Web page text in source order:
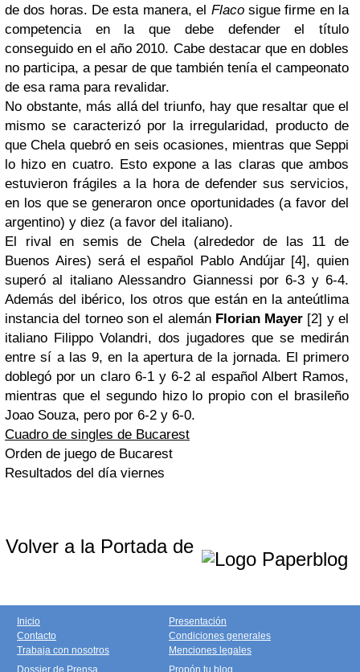
de dos horas. De esta manera, el Flacosigue firme en la
competencia en la que debe defender el título
conseguido en el año 2010. Cabe destacar que en dobles
no participa, a pesar de que también tenía el campeonato
de esa rama para revalidar.
No obstante, más allá del triunfo, hay que resaltar que el
mismo se caracterizó por la irregularidad, producto de
que Chela quebró en seis ocasiones, mientras que Seppi
lo hizo en cuatro. Esto expone a las claras que ambos
estuvieron frágiles a la hora de defender sus servicios,
en los que se generaron once oportunidades (a favor del
argentino) y diez (a favor del italiano).
El rival en semis de Chela (alrededor de las 11 de
Buenos Aires) será el español Pablo Andújar [4], quien
superó al italiano Alessandro Giannessi por 6-3 y 6-4.
Además del ibérico, los otros que están en la anteútlima
instancia del torneo son el alemán Florian Mayer [2] y el
italiano Filippo Volandri, dos jugadores que se medirán
entre sí a las 9, en la apertura de la jornada. El primero
doblegó por un claro 6-1 y 6-2 al español Albert Ramos,
mientras que el segundo hizo lo propio con el brasileño
Joao Souza, pero por 6-2 y 6-0.
Cuadro de singles de Bucarest
Orden de juego de Bucarest
Resultados del día viernes
Volver a la Portada de
Inicio
Contacto
Trabaja con nosotros
Presentación
Condiciones generales
Menciones legales